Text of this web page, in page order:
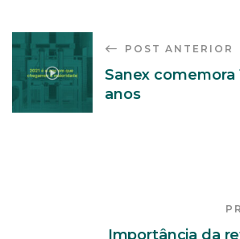
POST ANTERIOR
Sanex comemora
anos
Importância da